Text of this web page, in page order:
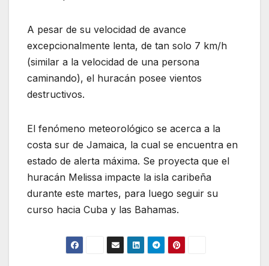
A pesar de su velocidad de avance
excepcionalmente lenta, de tan solo 7 km/h
(similar a la velocidad de una persona
caminando), el huracán posee vientos
destructivos.
El fenómeno meteorológico se acerca a la
costa sur de Jamaica, la cual se encuentra en
estado de alerta máxima. Se proyecta que el
huracán Melissa impacte la isla caribeña
durante este martes, para luego seguir su
curso hacia Cuba y las Bahamas.